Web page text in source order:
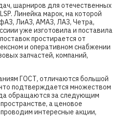
шарниров для отечественных
Линейка марок, на которой
ЛиАЗ, АМАЗ, ЛАЗ, Четра,
уже изготовила и поставила
простирается от
и оперативном снабжении
запчастей, компаний,
ГОСТ, отличаются большой
подтверждается множеством
обращаются за следующим
а ценовое
интересные акции,